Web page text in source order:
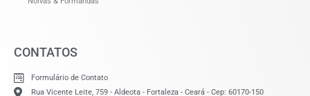
CONTATOS
Formulário de Contato
Rua Vicente Leite, 759 - Aldeota - Fortaleza - Ceará - Cep: 60170-150